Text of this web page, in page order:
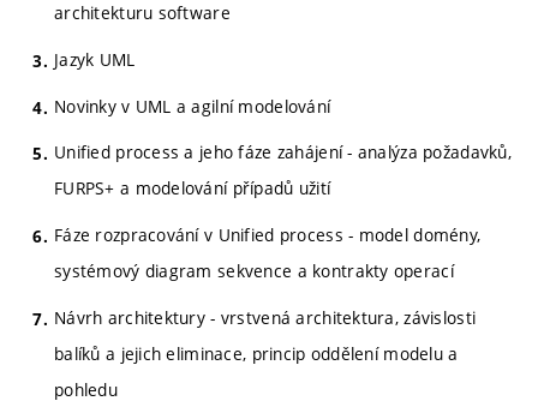
architekturu software
Jazyk UML
Novinky v UML a agilní modelování
Unified process a jeho fáze zahájení - analýza požadavků,
FURPS+ a modelování případů užití
Fáze rozpracování v Unified process - model domény,
systémový diagram sekvence a kontrakty operací
Návrh architektury - vrstvená architektura, závislosti
balíků a jejich eliminace, princip oddělení modelu a
pohledu